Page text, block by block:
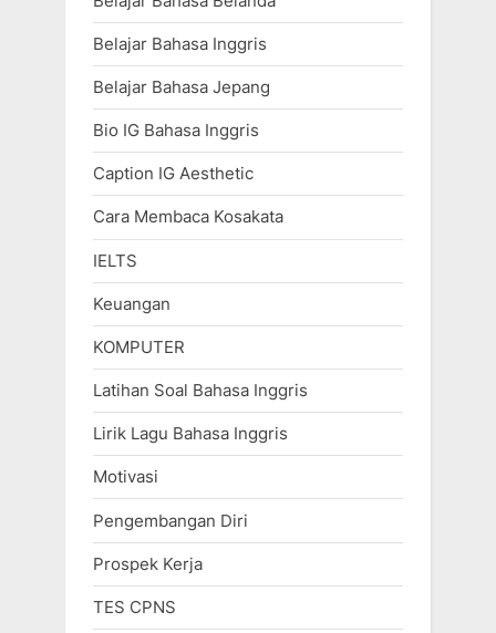
Belajar Bahasa Inggris
Belajar Bahasa Jepang
Bio IG Bahasa Inggris
Caption IG Aesthetic
Cara Membaca Kosakata
IELTS
Keuangan
KOMPUTER
Latihan Soal Bahasa Inggris
Lirik Lagu Bahasa Inggris
Motivasi
Pengembangan Diri
Prospek Kerja
TES CPNS